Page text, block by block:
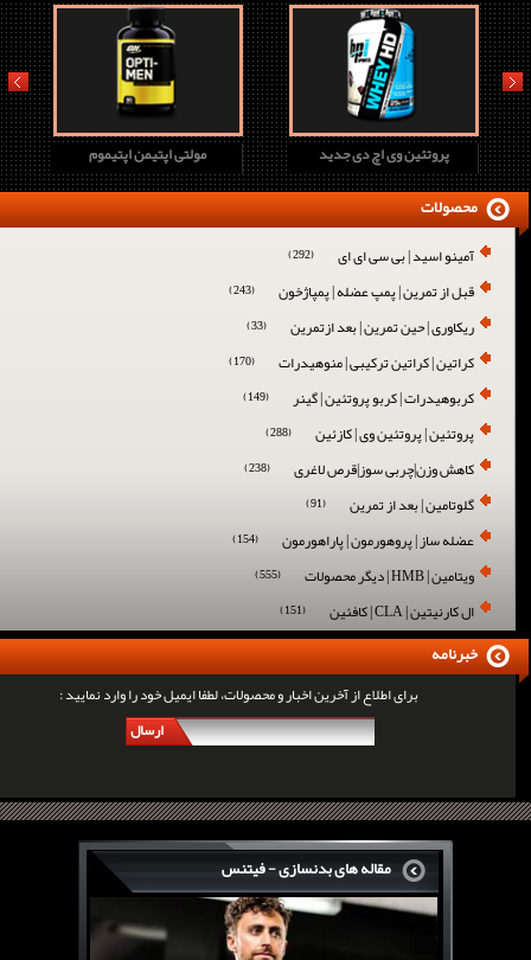
مولتی اپتیمن اپتیموم پروتئین وی اچ دی جدید
prev next
آمینو اسید | بی سی ای ای (292)
قبل از تمرین | پمپ عضله | پمپاژخون (243)
ریکاوری | حین تمرین | بعد ازتمرین (33)
کراتین | کراتین ترکیبی | منوهیدرات (170)
کربوهیدرات | کربو پروتئین | گینر (149)
پروتئین | پروتئین وی | کازئین (288)
کاهش وزن|چربی سوز|قرص لاغری (238)
گلوتامین | بعد از تمرین (91)
عضله ساز | پروهورمون | پاراهورمون (154)
ویتامین | HMB | دیگر محصولات (555)
ال کارنیتین | CLA | کافئین (151)
محصولات
برای اطلاع از آخرین اخبار و محصولات، لطفا ایمیل خود را وارد نمایید :
ارسال
خبرنامه
مقاله های بدنسازی - فیتنس